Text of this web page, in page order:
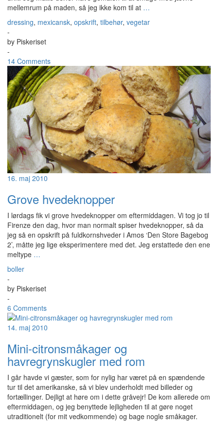
mellemrum på maden, så jeg ikke kom til at …
dressing, mexicansk, opskrift, tilbehør, vegetar
-
by Piskeriset
-
14 Comments
16. maj 2010
Grove hvedeknopper
I lørdags fik vi grove hvedeknopper om eftermiddagen. Vi tog jo til
Firenze den dag, hvor man normalt spiser hvedeknopper, så da
jeg så en opskrift på fuldkornshveder i Amos ‘Den Store Bagebog
2’, måtte jeg lige eksperimentere med det. Jeg erstattede den ene
meltype …
boller
-
by Piskeriset
-
6 Comments
14. maj 2010
Mini-citronsmåkager og
havregrynskugler med rom
I går havde vi gæster, som for nylig har været på en spændende
tur til det amerikanske, så vi blev underholdt med billeder og
fortællinger. Dejligt at høre om i dette gråvejr! De kom allerede om
eftermiddagen, og jeg benyttede lejligheden til at gøre noget
utraditionelt (for mit vedkommende) og bage nogle småkager.